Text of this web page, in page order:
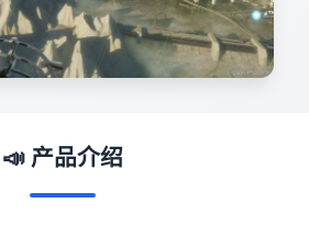
📣 产品介绍